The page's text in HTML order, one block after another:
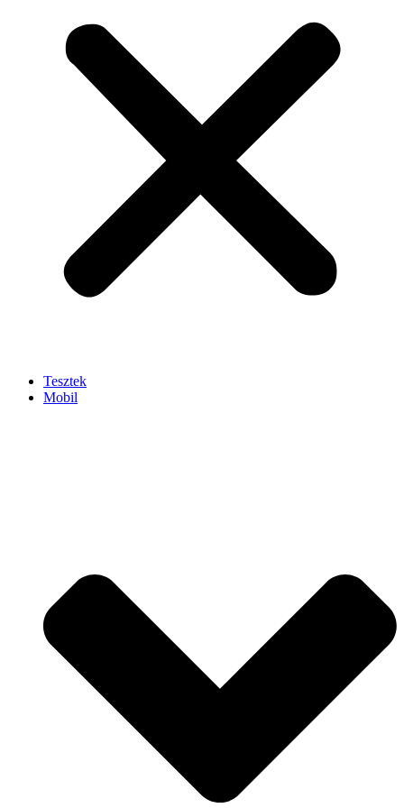
Tesztek
Mobil